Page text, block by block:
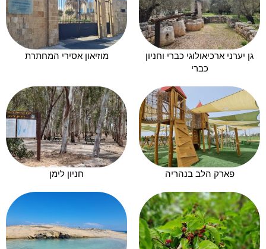
גן יערני ארכיאולוגי כברי וחניון
כברי
מוזיאון אסירי המחתרת
פארק הלב בנהריה חניון לימן